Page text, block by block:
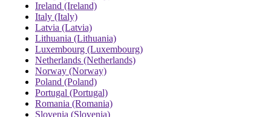
Ireland (Ireland)
Italy (Italy)
Latvia (Latvia)
Lithuania (Lithuania)
Luxembourg (Luxembourg)
Netherlands (Netherlands)
Norway (Norway)
Poland (Poland)
Portugal (Portugal)
Romania (Romania)
Slovenia (Slovenia)